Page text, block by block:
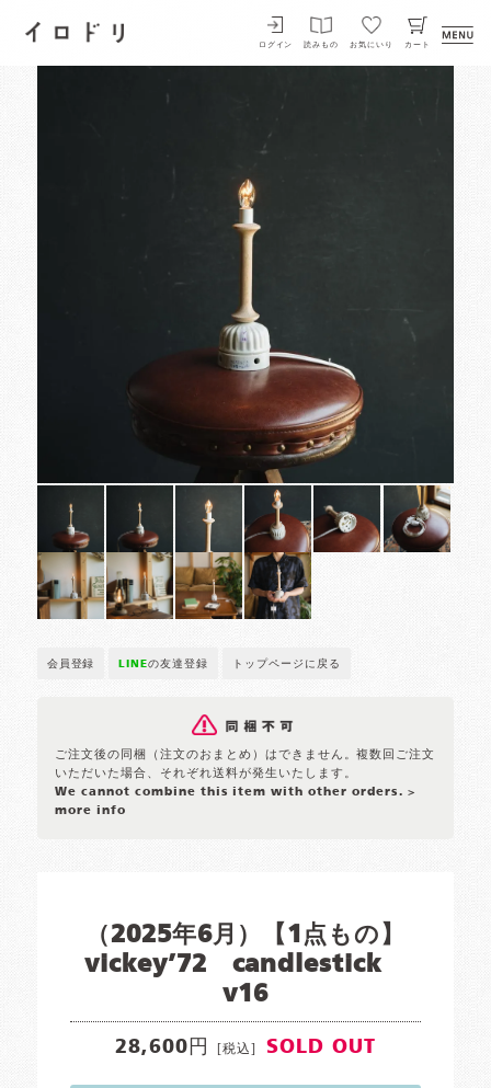
イロドリ
ログイン 読みもの お気にいり カート
会員登録 LINEの友達登録 トップページに戻る
ご注文後の同梱（注文のおまとめ）はできません。複数回ご注文
いただいた場合、それぞれ送料が発生いたします。
We cannot combine this item with other orders. >
more info
（2025年6月）【1点もの】
vickey’72 candlestick
v16
28,600円 [税込] SOLD OUT